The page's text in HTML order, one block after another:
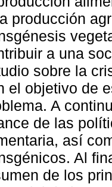
producción
a una
sobre la
el objetivo de
A
de las
así
Al
de los